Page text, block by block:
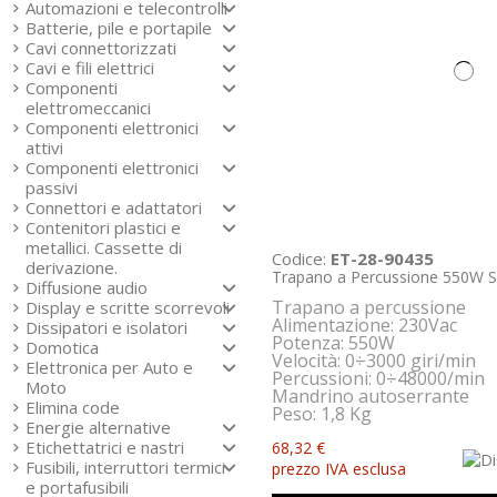
Codice: ET-28-90435
Trapano a Percussione 550W
Trapano a percussione
Alimentazione: 230Vac
Potenza: 550W
Velocità: 0÷3000 giri/min
Percussioni: 0÷48000/min
Mandrino autoserrante
Peso: 1,8 Kg
68,32 €
prezzo IVA esclusa
Automazioni e telecontrolli
Batterie, pile e portapile
Cavi connettorizzati
Cavi e fili elettrici
Componenti
elettromeccanici
Componenti elettronici
attivi
Componenti elettronici
passivi
Connettori e adattatori
Contenitori plastici e
metallici. Cassette di
derivazione.
Diffusione audio
Display e scritte scorrevoli
Dissipatori e isolatori
Domotica
Elettronica per Auto e
Moto
Elimina code
Energie alternative
Etichettatrici e nastri
Fusibili, interruttori termici
e portafusibili